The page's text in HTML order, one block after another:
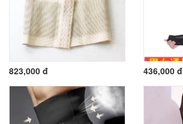
823,000 đ 436,000 đ